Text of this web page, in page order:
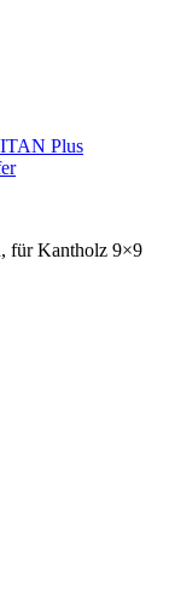
Plus
für Kantholz 9×9